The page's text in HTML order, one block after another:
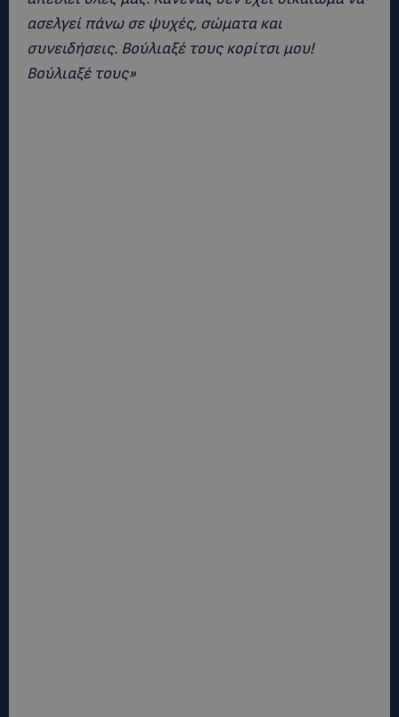
ασελγεί πάνω σε ψυχές, σώματα και
συνειδήσεις. Βούλιαξέ τους κορίτσι μου!
Βούλιαξέ τους»